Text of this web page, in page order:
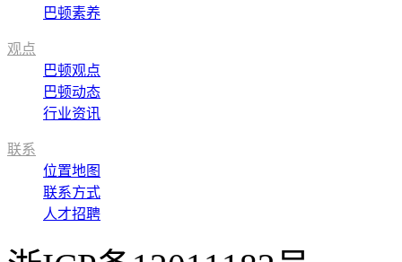
巴顿素养
观点
巴顿观点
巴顿动态
行业资讯
联系
位置地图
联系方式
人才招聘